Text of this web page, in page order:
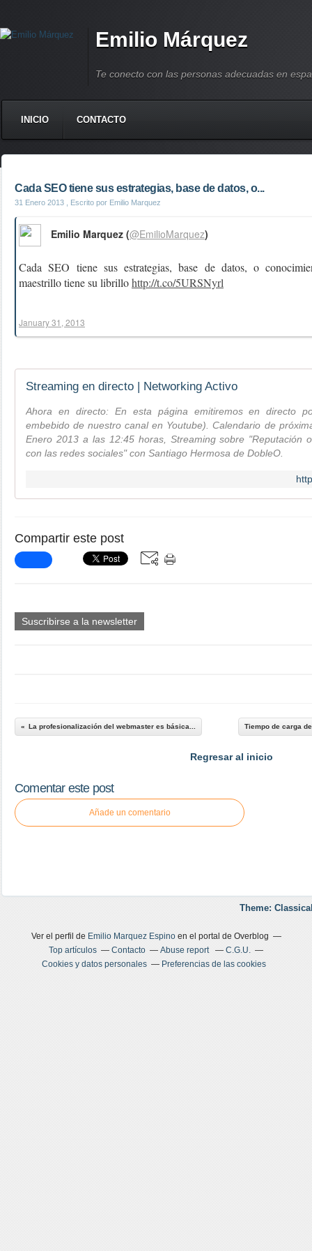
Emilio Márquez
Te conecto con las personas adecuadas en
INICIO CONTACTO
Cada SEO tiene sus estrategias, base de datos, o...
31 Enero 2013 , Escrito por Emilio Marquez
Cada SEO tiene sus estrategias, base de datos, o
maestrillo tiene su librillohttp://t.co/5URSNyrl
Emilio Marquez (@EmilioMarquez)
January 31, 2013
Streaming en directo | Networking Activo
Ahora en directo: En esta página emitiremos en directo
embebido de nuestro canal en Youtube). Calendario de
Enero 2013 a las 12:45 horas, Streaming sobre "Reputación
con las redes sociales" con Santiago Hermosa de DobleO.
Compartir este post
Suscribirse a la newsletter
La profesionalización del webmaster es básica... Tiempo de carga
Regresar al inicio
Comentar este post
Añade un comentario
Theme:
Ver el perfil de Emilio Marquez Espinoen el portal de Overblog
Top artículos
Contacto Abuse report
C.G.U.
Cookies y datos personales
Preferencias de las cookies